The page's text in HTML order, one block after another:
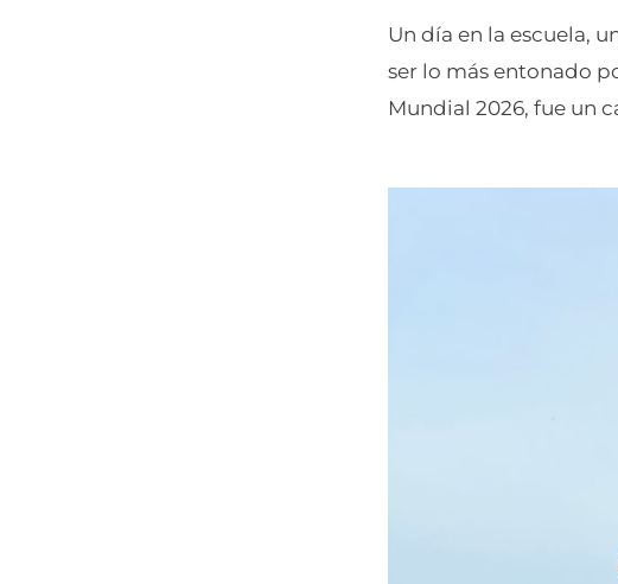
Un día en la escuela,
ser lo más entonado
Mundial 2026, fue un